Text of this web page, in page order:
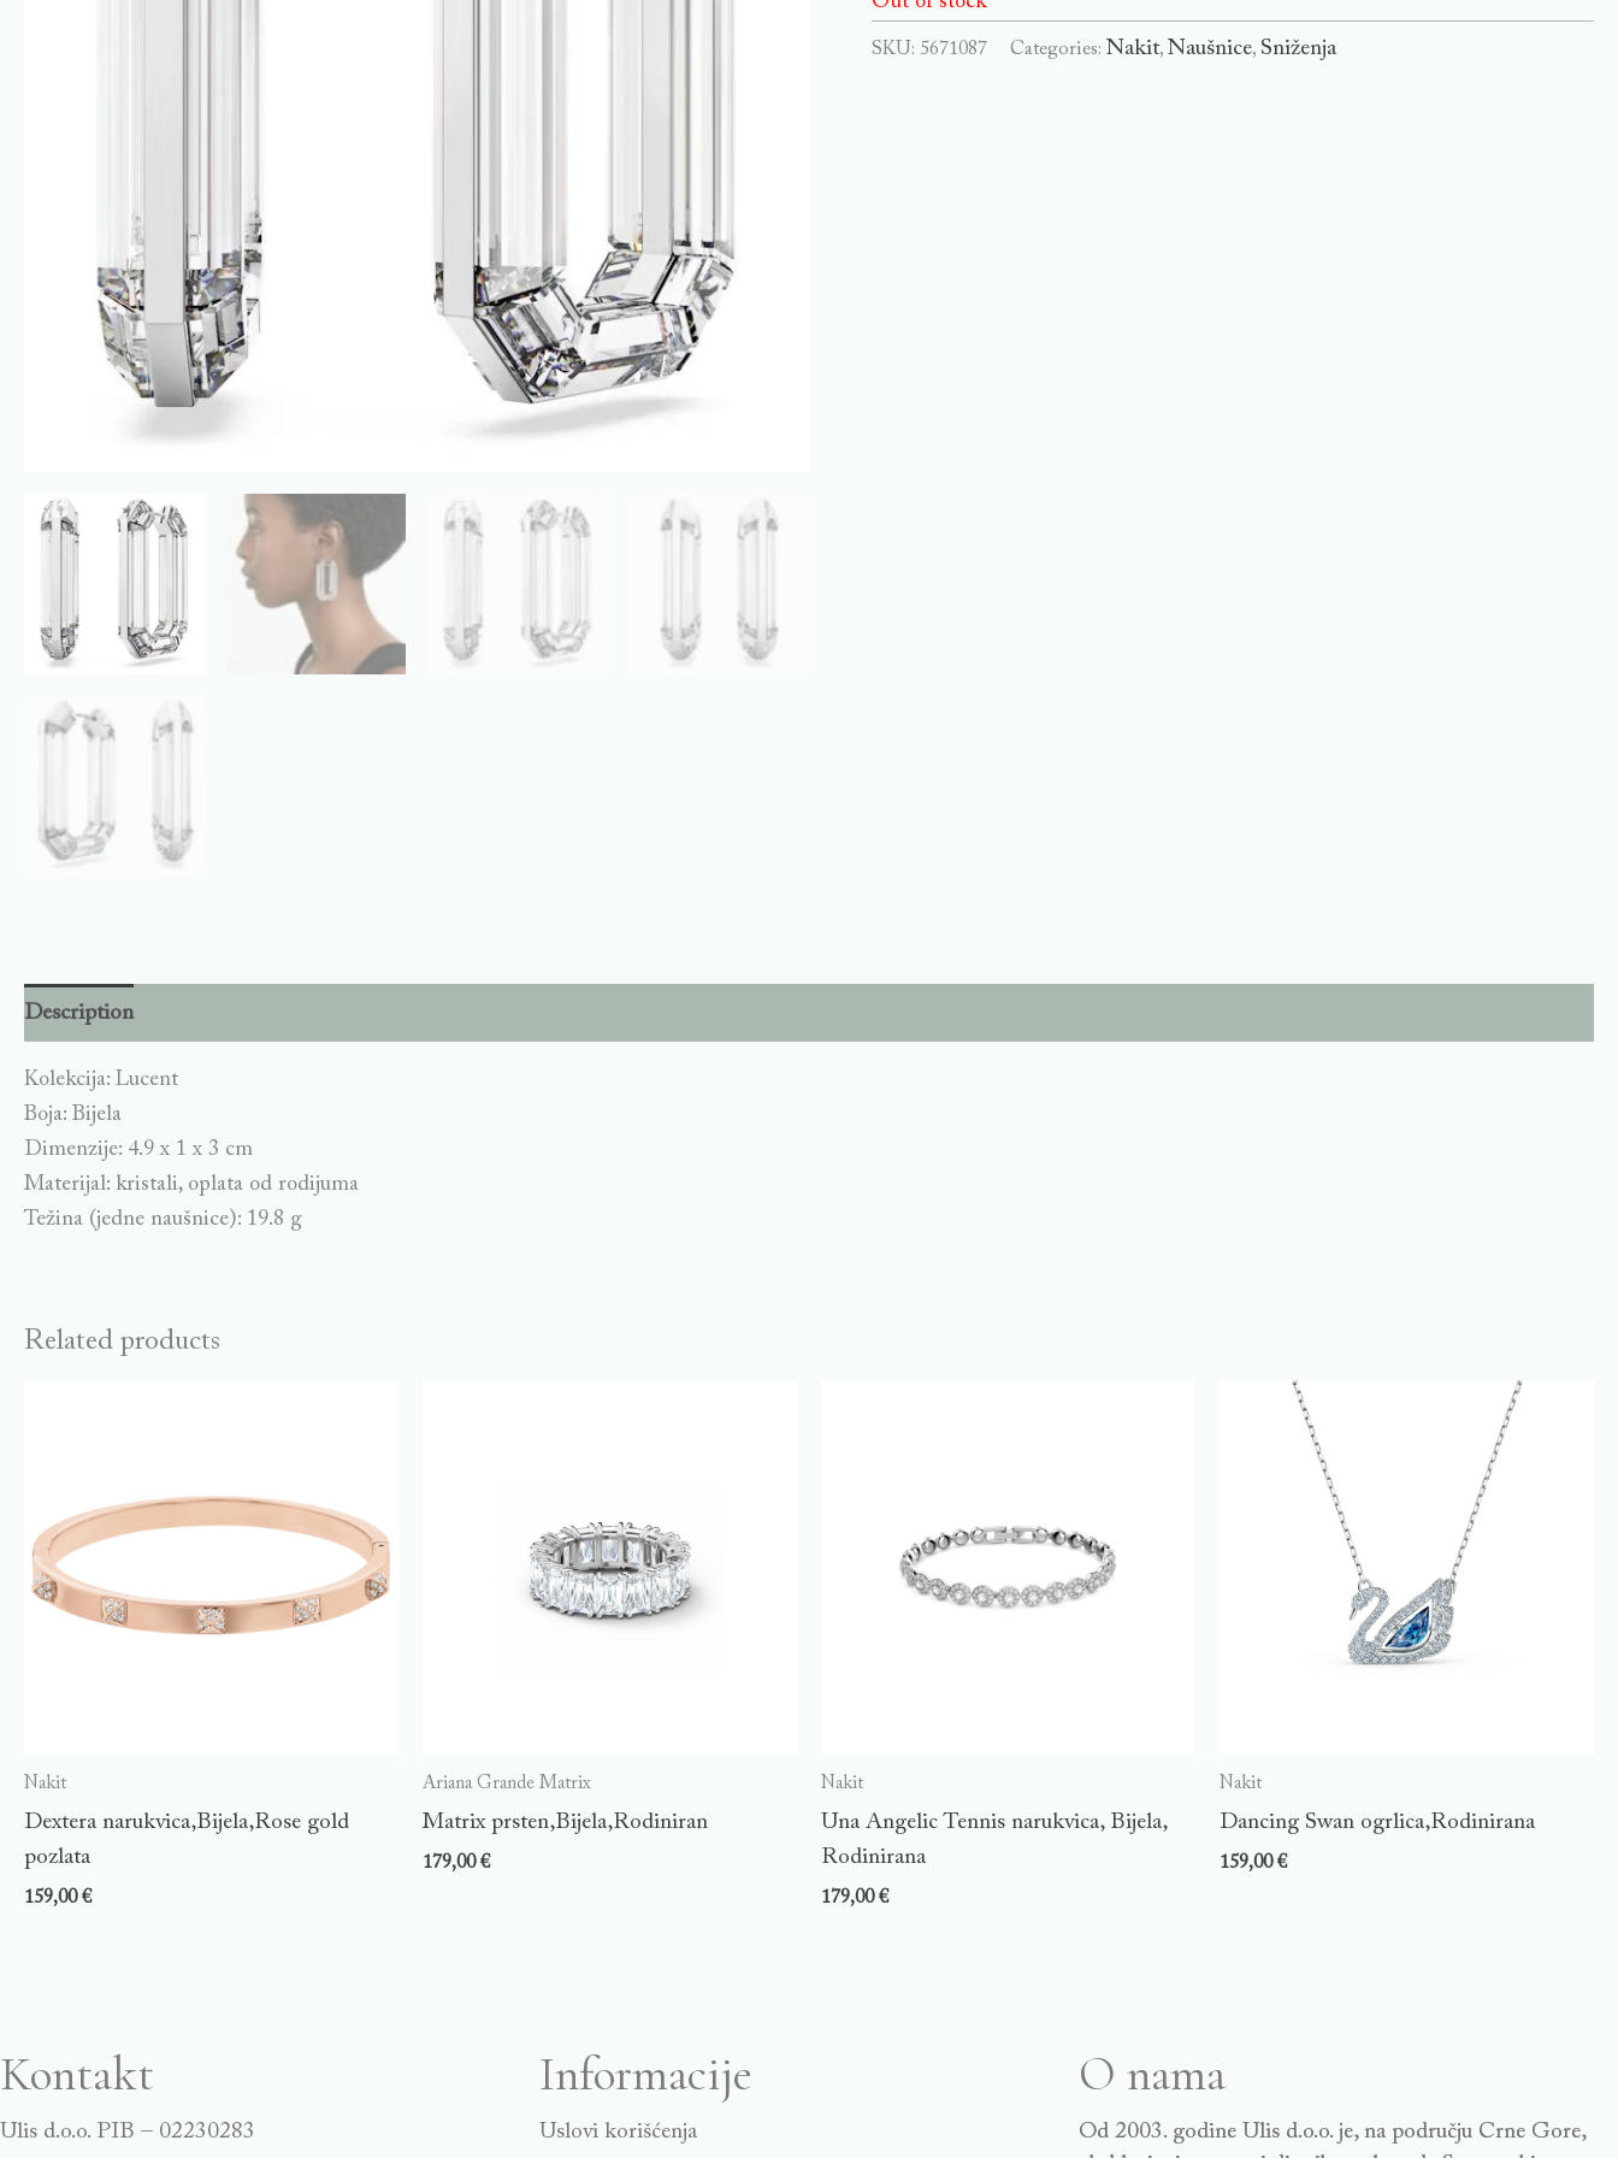
SKU: 5671087 Categories:Nakit,Naušnice, Sniženja
Description
Kolekcija: Lucent
Boja: Bijela
Dimenzije: 4.9 x 1 x 3 cm
Materijal: kristali, oplata od rodijuma
Težina (jedne naušnice): 19.8 g
Related products
Nakit
Dextera narukvica,Bijela,Rose gold
pozlata
159,00€
Ariana Grande Matrix
Matrix prsten,Bijela,Rodiniran
179,00€
Nakit
Una Angelic Tennis narukvica, Bijela,
Rodinirana
179,00€
Nakit
Dancing Swan ogrlica,Rodinirana
159,00€
Kontakt
Ulis d.o.o. PIB – 02230283
Informacije
Uslovi korišćenja
O nama
Od 2003. godine Ulis d.o.o. je, na području Crne Gore,